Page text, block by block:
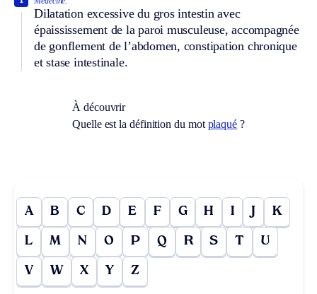
Dilatation excessive du gros intestin avec
épaississement de la paroi musculeuse, accompagnée
de gonflement de l’abdomen, constipation chronique
et stase intestinale.
À découvrir
Quelle est la définition du mot plaqué ?
A B C D E F G H I J K
L M N O P Q R S T U
V W X Y Z